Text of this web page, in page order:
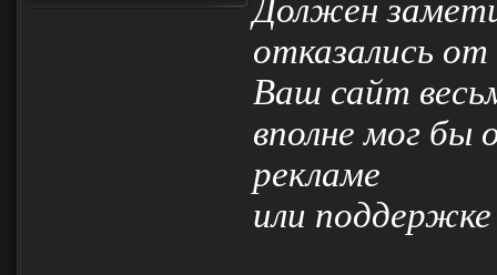
Должен
отказались
Ваш сайт
вполне мог бы
рекламе
или поддержке